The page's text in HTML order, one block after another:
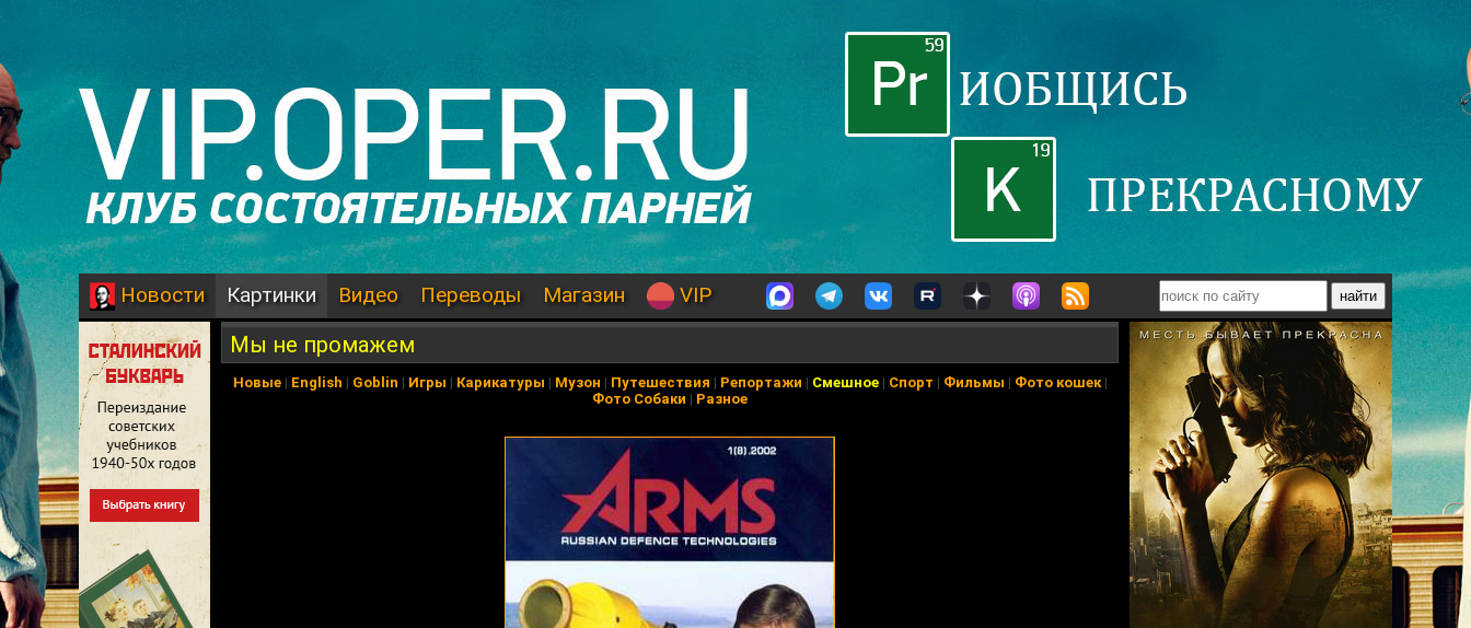
Новости Картинки Видео Переводы Магазин VIP
Мы не промажем
Новые| English | Goblin | Игры | Карикатуры | Музон | Путешествия | Репортажи | Смешное| Спорт | Фильмы | Фото кошек|
Фото Собаки | Разное